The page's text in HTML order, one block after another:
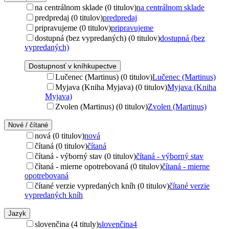
na centrálnom sklade (0 titulov)na centrálnom sklade
predpredaj (0 titulov)predpredaj
pripravujeme (0 titulov)pripravujeme
dostupná (bez vypredaných) (0 titulov)dostupná (bez
vypredaných)
Dostupnosť v kníhkupectve
Lučenec (Martinus) (0 titulov)Lučenec (Martinus)
Myjava (Kniha Myjava) (0 titulov)Myjava (Kniha
Myjava)
Zvolen (Martinus) (0 titulov)Zvolen (Martinus)
Nové / čítané
nová (0 titulov)nová
čítaná (0 titulov)čítaná
čítaná - výborný stav (0 titulov)čítaná - výborný stav
čítaná - mierne opotrebovaná (0 titulov)čítaná - mierne
opotrebovaná
čítané verzie vypredaných kníh (0 titulov)čítané verzie
vypredaných kníh
Jazyk
slovenčina (4 tituly)slovenčina4